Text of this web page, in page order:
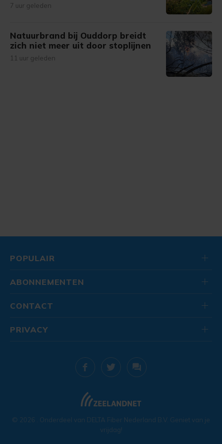
7 uur geleden
Natuurbrand bij Ouddorp breidt
zich niet meer uit door stoplijnen
11 uur geleden
POPULAIR
ABONNEMENTEN
CONTACT
© 2026 . Onderdeel van DELTA Fiber Nederland B.V. Geniet van je
vrijdag!
PRIVACY